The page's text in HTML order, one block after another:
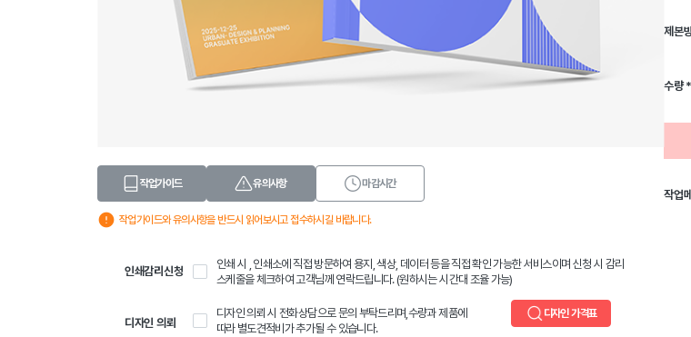
작업가이드 유의사항 마감시간
작업가이드와 유의사항을 반드시 읽어보시고 접수하시길 바랍니다.
인쇄감리신청
인쇄 시 , 인쇄소에 직접 방문하여 용지, 색상, 데이터 등을 직접 확인 가능한 서비스이며 신청 시 감리
스케줄을 체크하여 고객님께 연락드립니다. (원하시는 시간대 조율 가능)
디자인 의뢰
디자인 의뢰 시 전화상담으로 문의 부탁드리며,수량과 제품에
따라 별도견적비가 추가될 수 있습니다.
디자인 가격표
제본
수량
작업